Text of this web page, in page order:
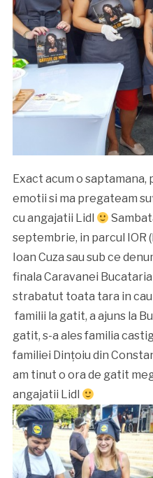
Exact acum o saptamana,
emotii si ma pregateam
cu angajatii Lidl
septembrie, in parcul IOR
Ioan Cuza sau sub ce
finala Caravanei
strabatut toata tara in
familii la gatit, a ajuns la
gatit, s-a ales familia
familiei Dințoiu din
am tinut o ora de gatit
angajatii Lidl